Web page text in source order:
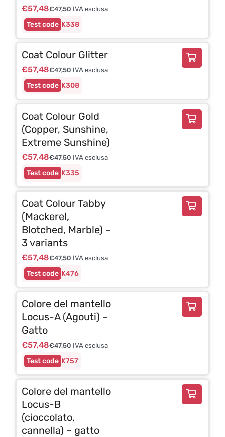
K338
€57,48€47,50 IVA esclusa
K308
Coat Colour Glitter
€57,48€47,50 IVA esclusa
K335
Coat Colour Gold
(Copper, Sunshine,
Extreme Sunshine)
€57,48€47,50 IVA esclusa
K476
Coat Colour Tabby
(Mackerel,
Blotched, Marble) –
3 variants
€57,48€47,50 IVA esclusa
K757
Colore del mantello
Locus-A (Agouti) –
Gatto
€57,48€47,50 IVA esclusa
Colore del mantello
Locus-B
(cioccolato,
cannella) – gatto